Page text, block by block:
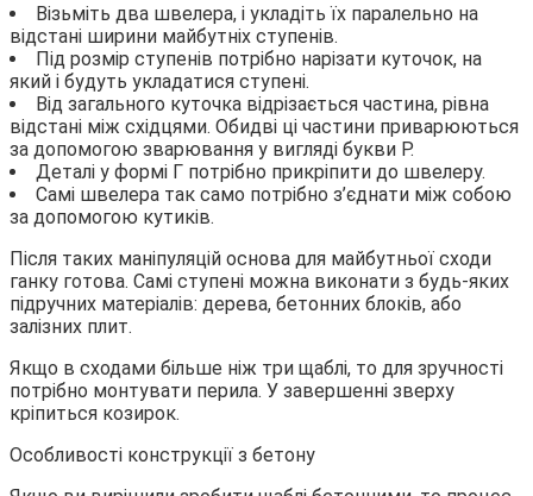
Візьміть два швелера, і укладіть їх паралельно на
відстані ширини майбутніх ступенів.
Під розмір ступенів потрібно нарізати куточок, на
який і будуть укладатися ступені.
Від загального куточка відрізається частина, рівна
відстані між східцями. Обидві ці частини приварюються
за допомогою зварювання у вигляді букви Р.
Деталі у формі Г потрібно прикріпити до швелеру.
Самі швелера так само потрібно з’єднати між собою
за допомогою кутиків.
Після таких маніпуляцій основа для майбутньої сходи
ганку готова. Самі ступені можна виконати з будь-яких
підручних матеріалів: дерева, бетонних блоків, або
залізних плит.
Якщо в сходами більше ніж три щаблі, то для зручності
потрібно монтувати перила. У завершенні зверху
кріпиться козирок.
Особливості конструкції з бетону